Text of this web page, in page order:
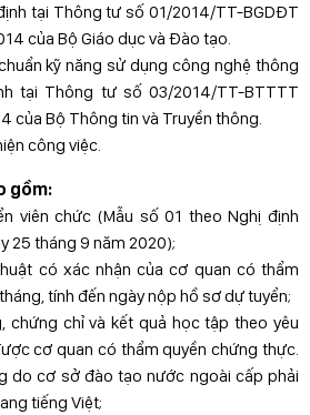
tại Thông tư số 01/2014/TT-BGDĐT
của Bộ Giáo dục và Đào tạo.
kỹ năng sử dụng công nghệ thông
tại Thông tư số 03/2014/TT-BTTTT
của Bộ Thông tin và Truyền thông.
công việc.
gồm:
viên chức (Mẫu số 01 theo Nghị định
25 tháng 9 năm 2020);
có xác nhận của cơ quan có thẩm
tính đến ngày nộp hồ sơ dự tuyển;
chứng chỉ và kết quả học tập theo yêu
cơ quan có thẩm quyền chứng thực.
do cơ sở đào tạo nước ngoài cấp phải
tiếng Việt;